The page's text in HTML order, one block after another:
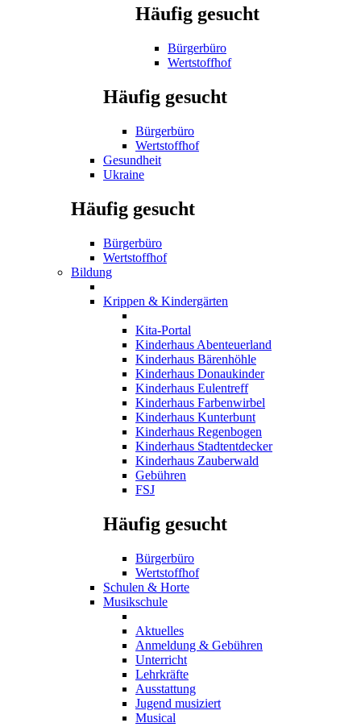
Häufig gesucht
Bürgerbüro
Wertstoffhof
Häufig gesucht
Bürgerbüro
Wertstoffhof
Gesundheit
Ukraine
Häufig gesucht
Bürgerbüro
Wertstoffhof
Bildung
Krippen & Kindergärten
Kita-Portal
Kinderhaus Abenteuerland
Kinderhaus Bärenhöhle
Kinderhaus Donaukinder
Kinderhaus Eulentreff
Kinderhaus Farbenwirbel
Kinderhaus Kunterbunt
Kinderhaus Regenbogen
Kinderhaus Stadtentdecker
Kinderhaus Zauberwald
Gebühren
FSJ
Häufig gesucht
Bürgerbüro
Wertstoffhof
Schulen & Horte
Musikschule
Aktuelles
Anmeldung & Gebühren
Unterricht
Lehrkräfte
Ausstattung
Jugend musiziert
Musical